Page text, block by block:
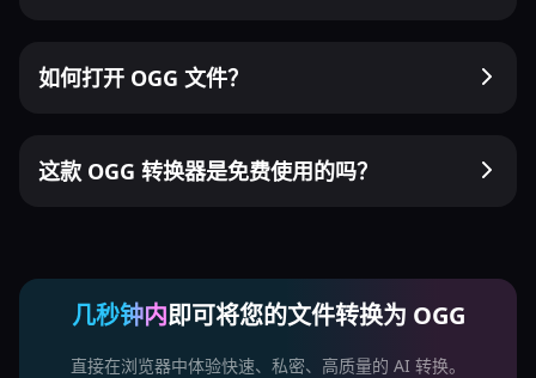
如何打开 OGG 文件？
这款 OGG 转换器是免费使用的吗？
几秒钟内即可将您的文件转换为 OGG
直接在浏览器中体验快速、私密、高质量的 AI 转换。